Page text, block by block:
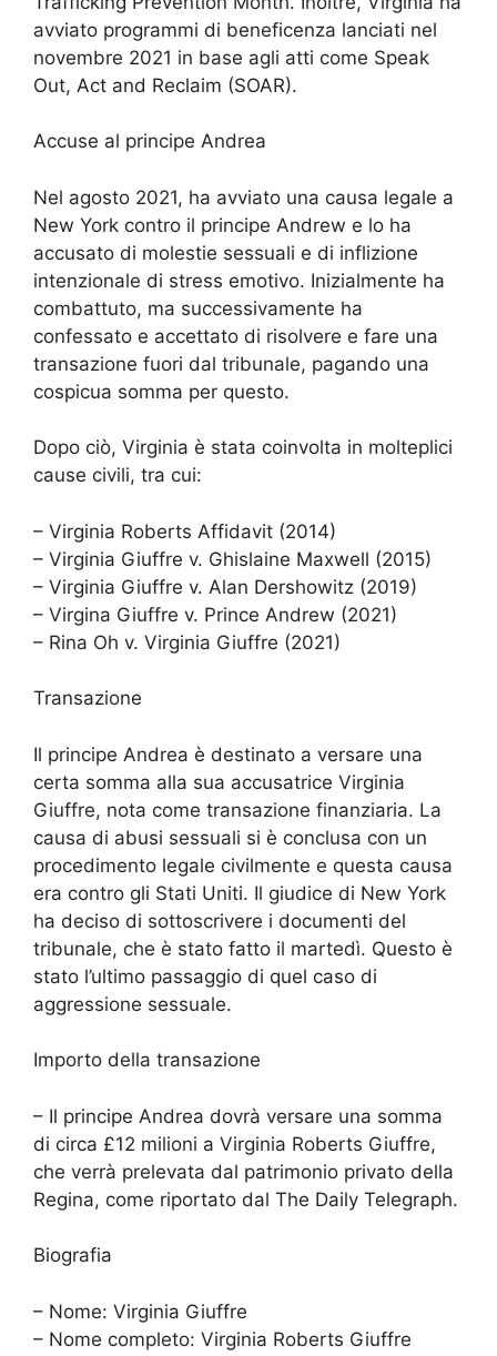
avviato programmi di beneficenza lanciati nel
novembre 2021 in base agli atti come Speak
Out, Act and Reclaim (SOAR).
Accuse al principe Andrea
Nel agosto 2021, ha avviato una causa legale a
New York contro il principe Andrew e lo ha
accusato di molestie sessuali e di inflizione
intenzionale di stress emotivo. Inizialmente ha
combattuto, ma successivamente ha
confessato e accettato di risolvere e fare una
transazione fuori dal tribunale, pagando una
cospicua somma per questo.
Dopo ciò, Virginia è stata coinvolta in molteplici
cause civili, tra cui:
– Virginia Roberts Affidavit (2014)
– Virginia Giuffre v. Ghislaine Maxwell (2015)
– Virginia Giuffre v. Alan Dershowitz (2019)
– Virgina Giuffre v. Prince Andrew (2021)
– Rina Oh v. Virginia Giuffre (2021)
Transazione
Il principe Andrea è destinato a versare una
certa somma alla sua accusatrice Virginia
Giuffre, nota come transazione finanziaria. La
causa di abusi sessuali si è conclusa con un
procedimento legale civilmente e questa causa
era contro gli Stati Uniti. Il giudice di New York
ha deciso di sottoscrivere i documenti del
tribunale, che è stato fatto il martedì. Questo è
stato l’ultimo passaggio di quel caso di
aggressione sessuale.
Importo della transazione
– Il principe Andrea dovrà versare una somma
di circa £12 milioni a Virginia Roberts Giuffre,
che verrà prelevata dal patrimonio privato della
Regina, come riportato dal The Daily Telegraph.
Biografia
– Nome: Virginia Giuffre
– Nome completo: Virginia Roberts Giuffre